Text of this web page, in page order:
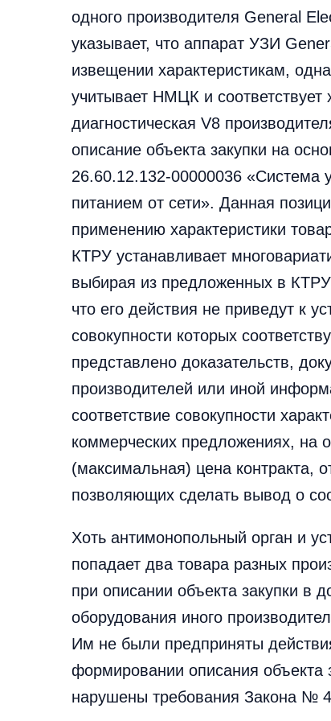
одного производителя General
указывает, что аппарат УЗИ
извещении характеристикам,
учитывает НМЦК и соответствует
диагностическая V8
описание объекта закупки на
26.60.12.132-00000036 «Система
питанием от сети». Данная
применению характеристики
КТРУ устанавливает
выбирая из предложенных в КТРУ
что его действия не приведут к
совокупности которых
представлено доказательств,
производителей или иной
соответствие совокупности
коммерческих предложениях, на
(максимальная) цена контракта,
позволяющих сделать вывод о
Хоть антимонопольный орган и
попадает два товара разных
при описании объекта закупки в
оборудования иного
Им не были предприняты
формировании описания объекта
нарушены требования Закона №